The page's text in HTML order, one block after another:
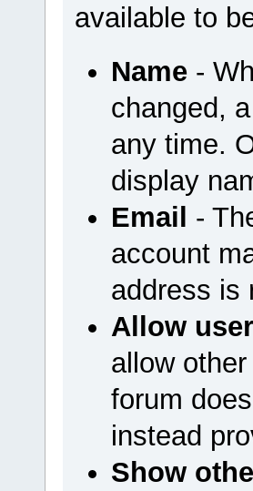
available to
Name-
changed,
any time.
display
Email -
account
address is
Allow
allow
forum
instead
Show